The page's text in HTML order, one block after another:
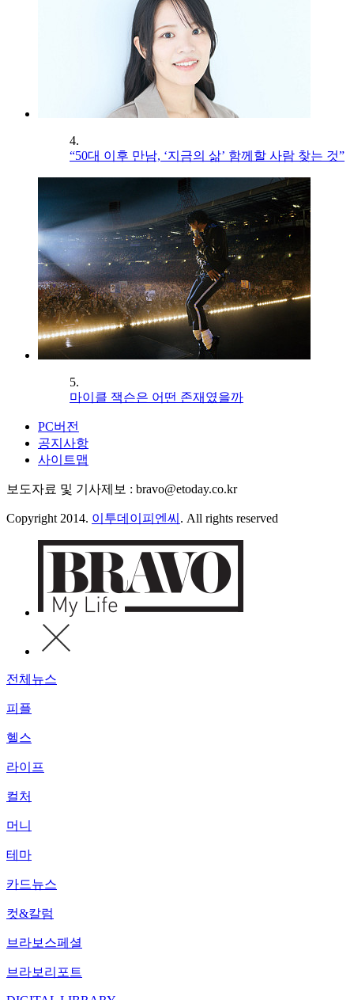
4.
“50대 이후 만남, ‘지금의 삶’ 함께할 사람 찾는 것”
5.
마이클 잭슨은 어떤 존재였을까
PC버전
공지사항
사이트맵
보도자료 및 기사제보 : bravo@etoday.co.kr
Copyright 2014. 이투데이피엔씨 . All rights reserved
전체뉴스
피플
헬스
라이프
컬처
머니
테마
카드뉴스
컷&칼럼
브라보스페셜
브라보리포트